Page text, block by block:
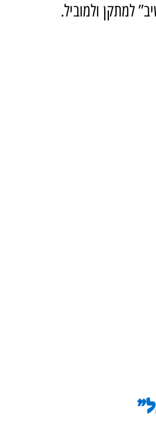
למתקן ולמוביל.